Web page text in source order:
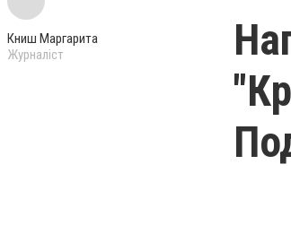
Книш Маргарита
Журналіст